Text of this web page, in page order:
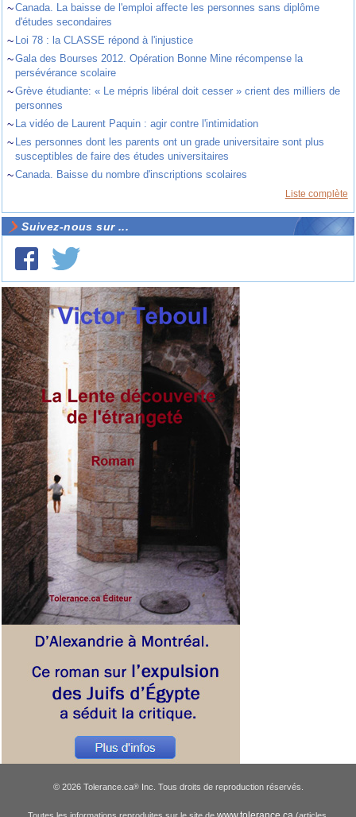
~Canada. La baisse de l'emploi affecte les personnes sans diplôme
d'études secondaires
~ Loi 78 : la CLASSE répond à l'injustice
~Gala des Bourses 2012. Opération Bonne Mine récompense la
persévérance scolaire
~Grève étudiante: « Le mépris libéral doit cesser » crient des milliers de
personnes
~ La vidéo de Laurent Paquin : agir contre l'intimidation
~ Les personnes dont les parents ont un grade universitaire sont plus
susceptibles de faire des études universitaires
~Canada. Baisse du nombre d'inscriptions scolaires
Liste complète
Suivez-nous sur ...
© 2026 Tolerance.ca®Inc. Tous droits de reproduction réservés.